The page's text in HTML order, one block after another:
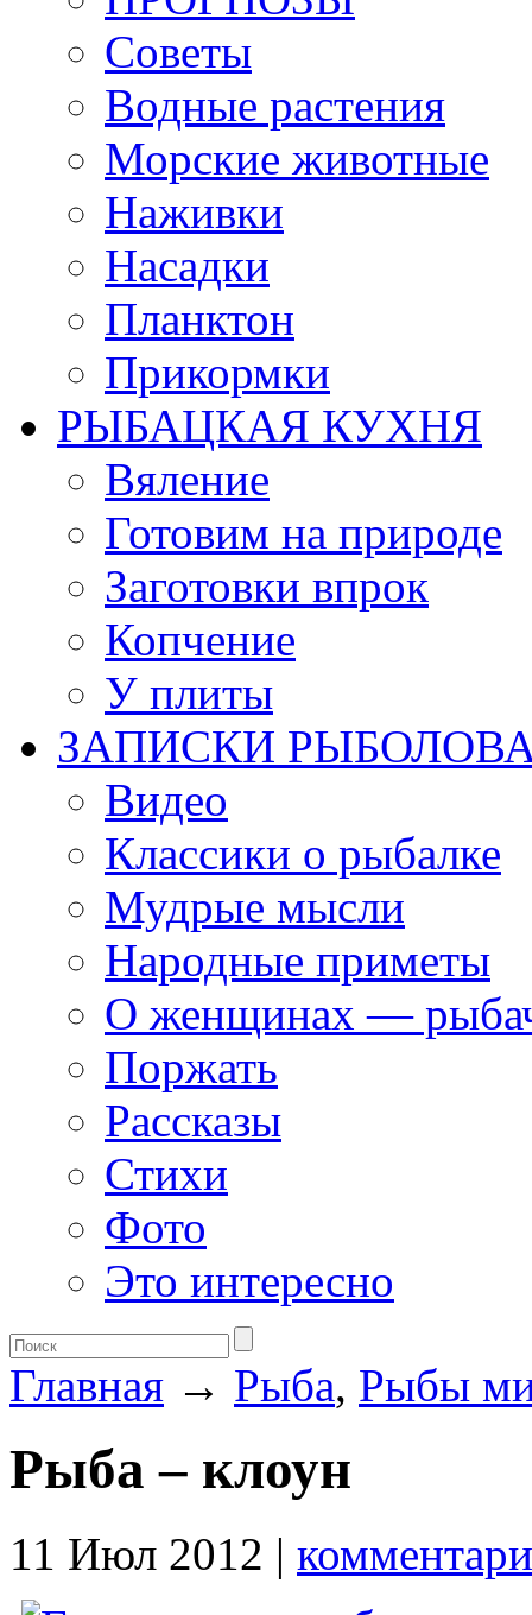
Советы
Водные растения
Морские животные
Наживки
Насадки
Планктон
Прикормки
РЫБАЦКАЯ КУХНЯ
Вяление
Готовим на природе
Заготовки впрок
Копчение
У плиты
ЗАПИСКИ
Видео
Классики о рыбалке
Мудрые мысли
Народные приметы
О женщинах —
Поржать
Рассказы
Стихи
Фото
Это интересно
Главная → Рыба, Рыбы
Рыба – клоун
11 Июл 2012 |